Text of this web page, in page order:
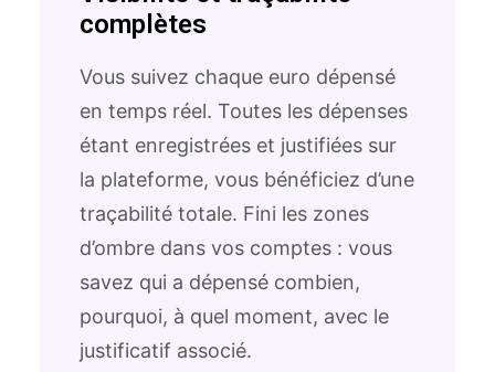
complètes
Vous suivez chaque euro dépensé
en temps réel. Toutes les dépenses
étant enregistrées et justifiées sur
la plateforme, vous bénéficiez d’une
traçabilité totale. Fini les zones
d’ombre dans vos comptes : vous
savez qui a dépensé combien,
pourquoi, à quel moment, avec le
justificatif associé.